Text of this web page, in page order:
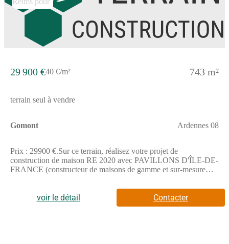
29 900 €40 €/m² 743 m²
terrain seul à vendre
Gomont Ardennes 08
Prix : 29900 €.Sur ce terrain, réalisez votre projet de
construction de maison RE 2020 avec PAVILLONS D'ÎLE-DE-
FRANCE (constructeur de maisons de gamme et sur-mesure
5 chambres- Mode de chauffage au choix- Grands choix
d'équipements et de prestations- Matériaux de qualité selon les
normes en vigueur- Accompagnement dans le choix et
voir le détail Contacter